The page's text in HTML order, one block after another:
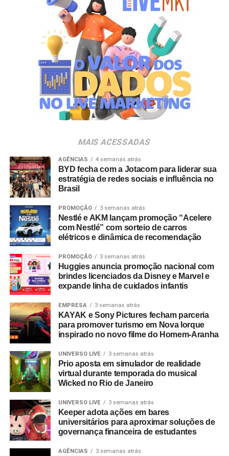
Durante o encontro, o evento sediará também mais uma
edição do Prêmio Excelência em Marca Própria,
premiação criada para reconhecer os cases de maior
destaque na indústria e no varejo nacional. Entre as
empresas com presença executiva confirmada estão
Carrefour, Assaí Atacadista, Magalu, Panvel, Pague
Menos, Rappi e Dalben. “As marcas próprias vivem um
momento de expansão no Brasil e vêm conquistando um
papel cada vez mais estratégico tanto para varejistas
o fortalecimento desse mercado, que ainda tem um
enorme potencial de crescimento no país”, destaca
Johnny Reitzfeld, fundador e
O credenciamento é destinado a profissionais de toda a
cadeia produtiva — incluindo varejistas, fabricantes,
distribuidores, fornecedores e consultores —
interessados no mapeamento de tendências e na
geração de novas parcerias comerciais.
MAIS ACESSADAS
AGÊNCIAS 4 semanas atrás
BYD fecha com a Jotacom para liderar sua
estratégia de redes sociais e influência no
Brasil
PROMOÇÃO 3 semanas atrás
Nestlé e AKM lançam promoção “Acelere
com Nestlé” com sorteio de carros
elétricos e dinâmica de recomendação
PROMOÇÃO 3 semanas atrás
Huggies anuncia promoção nacional com
brindes licenciados da Disney e Marvel e
expande linha de cuidados infantis
EMPRESA 3 semanas atrás
KAYAK e Sony Pictures fecham parceria
para promover turismo em Nova Iorque
inspirado no novo filme do Homem-Aranha
UNIVERSO LIVE 3 semanas atrás
Prio aposta em simulador de realidade
virtual durante temporada do musical
Wicked no Rio de Janeiro
UNIVERSO LIVE 3 semanas atrás
Keeper adota ações em bares
universitários para aproximar soluções de
governança financeira de estudantes
AGÊNCIAS 3 semanas atrás